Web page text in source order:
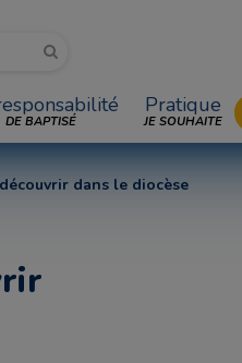
DE BAPTISÉ
Pratique
JE SOUHAITE
dans le diocèse